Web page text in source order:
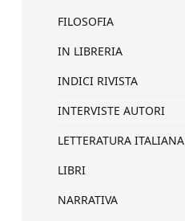
FILOSOFIA
IN LIBRERIA
INDICI RIVISTA
INTERVISTE AUTORI
LETTERATURA ITALIANA
LIBRI
NARRATIVA